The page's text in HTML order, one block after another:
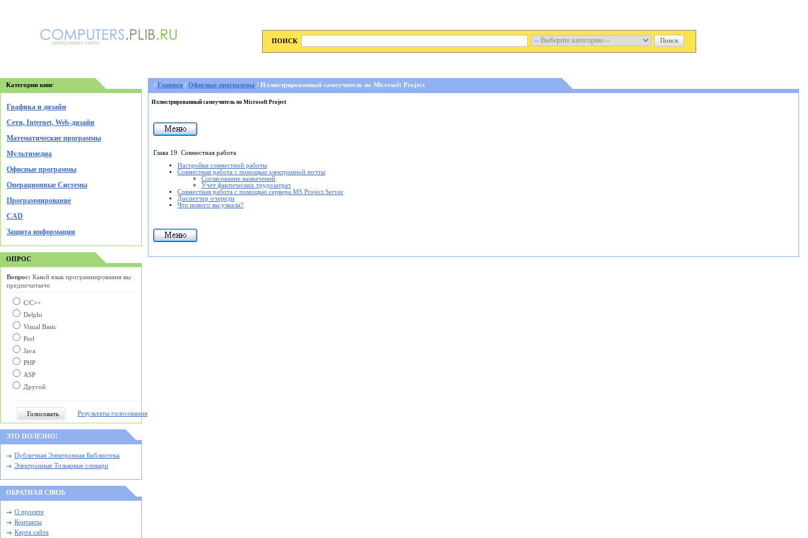
электронные книги ПОИСК
Категории книг
Графика и дизайн
Cети, Internet, Web-дизайн
Математические программы
Мультимедиа
Офисные программы
Операционные Системы
Программирование
CAD
Защита информации
ОПРОС
Вопрос: Какой язык программирования вы
предпочитаете
С/C++
Delphi
Visual Basic
Perl
Java
PHP
ASP
Другой
Результаты голосования
ЭТО ПОЛЕЗНО!
Публичная Электронная Библиотека
Электронные Тольковые словари
ОБРАТНАЯ СВЯЗЬ
О проекте
Контакты
Карта сайта
/ Главная / Офисные программы / Иллюстрированный самоучитель по Microsoft Project
Иллюстрированный самоучитель по Microsoft Project
Глава 19. Совместная работа
Настройки совместной работы
Совместная работа с помощью электронной почты
Согласование назначений
Учет фактических трудозатрат
Совместная работа с помощью сервера MS Project Server
Диспетчер очереди
Что нового вы узнали?